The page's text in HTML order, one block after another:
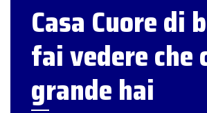
Casa Cuore di
fai vedere che
grande hai